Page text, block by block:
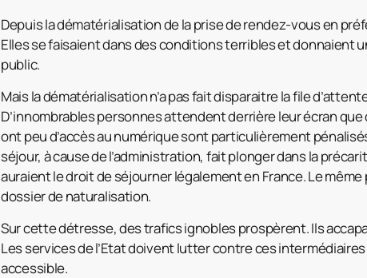
Depuis la dématérialisation de la prise de rendez-vous en
Elles se faisaient dans des conditions terribles et donnaient
public.
Mais la dématérialisation n’a pas fait disparaitre la file
D’innombrables personnes attendent derrière leur écran
ont peu d’accès au numérique sont particulièrement
séjour, à cause de l’administration, fait plonger dans la
auraient le droit de séjourner légalement en France. Le
dossier de naturalisation.
Sur cette détresse, des trafics ignobles prospèrent. Ils
Les services de l’Etat doivent lutter contre ces
accessible.